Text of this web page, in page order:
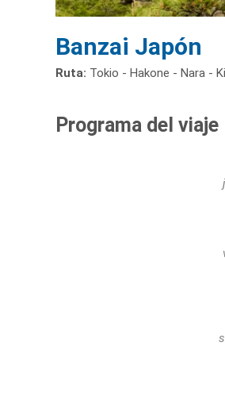
Banzai Japón
Ruta: Tokio - Hakone - Nara -
Programa del viaje